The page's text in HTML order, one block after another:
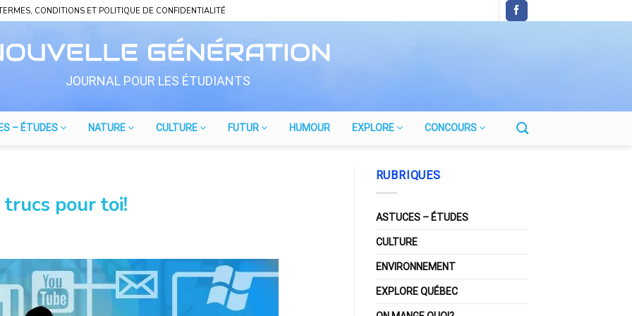
CONDITIONS ET POLITIQUE DE CONFIDENTIALITÉ
JOURNAL POUR LES ÉTUDIANTS
– ÉTUDES NATURE CULTURE FUTUR HUMOUR EXPLORE CONCOURS
trucs pour toi!
RUBRIQUES
ASTUCES – ÉTUDES
CULTURE
ENVIRONNEMENT
EXPLORE QUÉBEC